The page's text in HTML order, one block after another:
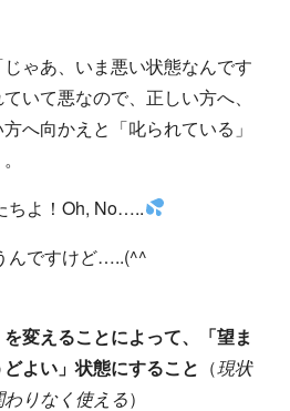
じゃあ、いま悪い状態なんです
いて悪なので、正しい方へ、
へ向かえと「叱られている」
ちよ！Oh, No…..
ですけど…..(^^ゞ
変えることによって、
「望ま
よい」状態にすること （現状
りなく使える）